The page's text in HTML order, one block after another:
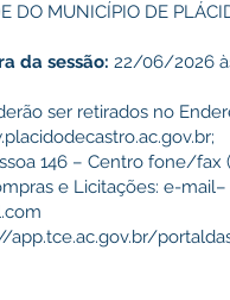
DO MUNICÍPIO DE
da sessão: 22/06/2026
ser retirados no
;
146 – Centro fone/fax
e Licitações: e-mail–
app.tce.ac.gov.br/